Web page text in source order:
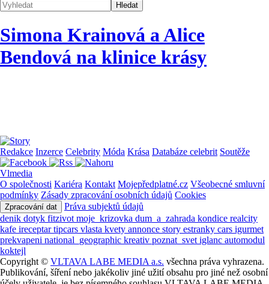
Simona Krainová a Alice
Bendová na klinice krásy
Redakce Inzerce Celebrity Móda Krása Databáze celebrit Soutěže
Vlmedia
O společnosti Kariéra Kontakt Mojepředplatné.cz Všeobecné smluvní
podmínky Zásady zpracování osobních údajů Cookies
Zpracování dat
Práva subjektů údajů
denik dotyk fitzivot moje_krizovka dum_a_zahrada kondice realcity
kafe ireceptartipcars vlasta kvety annonce story estranky cars igurmet
prekvapeni national_geographic kreativ poznat_svet iglanc automodul
koktejl
Copyright © VLTAVA LABE MEDIA a.s. všechna práva vyhrazena.
Publikování, šíření nebo jakékoliv jiné užití obsahu pro jiné než osobní